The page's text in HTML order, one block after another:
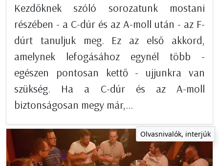
Kezdőknek szóló sorozatunk mostani
részében - a C-dúr és az A-moll után - az F-
dúrt tanuljuk meg. Ez az első akkord,
amelynek lefogásához egynél több -
egészen pontosan kettő - ujjunkra van
szükség. Ha a C-dúr és az A-moll
biztonságosan megy már,...
Olvasnivalók, interjúk